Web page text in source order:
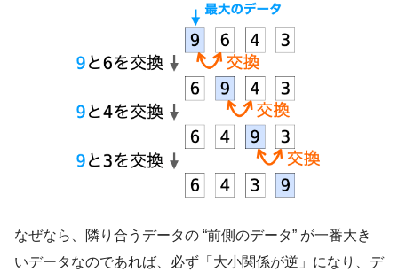
なぜなら、隣り合うデータの “前側のデータ” が一番大き
いデータなのであれば、必ず「大小関係が逆」になり、デ